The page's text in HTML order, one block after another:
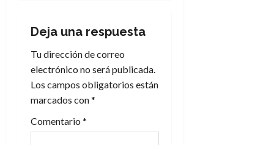
i
ó
n
e
Deja una respuesta
Tu dirección de correo
electrónico no será publicada.
Los campos obligatorios están
marcados con*
Comentario *